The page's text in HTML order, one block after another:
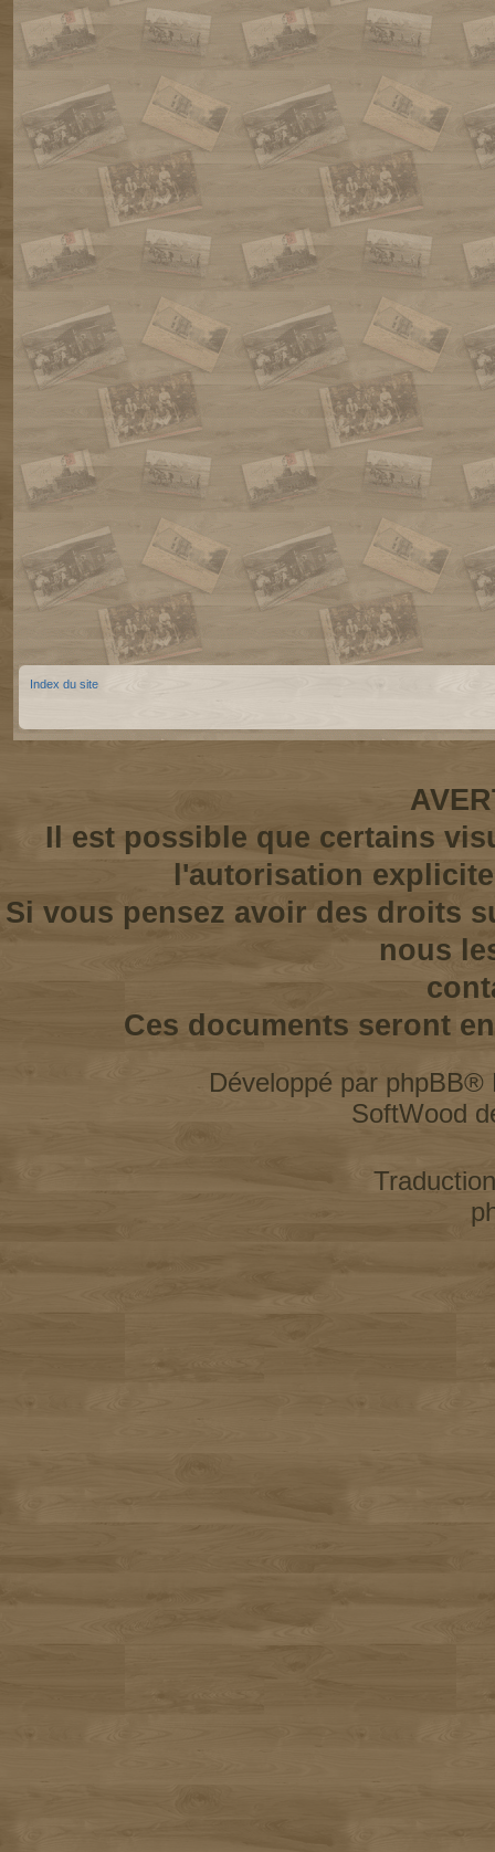
Index du site
Il est possible que certains
l'autorisation
Si vous pensez avoir des droits
nous
Ces documents seront
Développé par phpBB®
SoftWood